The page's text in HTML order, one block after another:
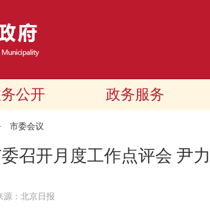
公开 政务服务
市委会议
召开月度工作点评会 尹
源：北京日报